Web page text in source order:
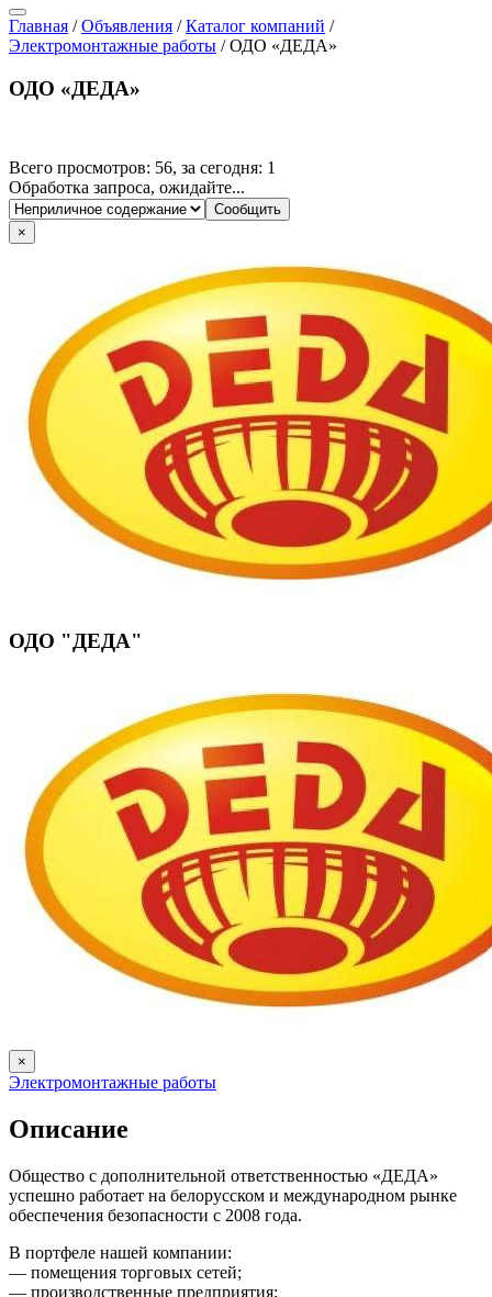
Главная / Объявления / Каталог компаний /
Электромонтажные работы /ОДО «ДЕДА»
ОДО «ДЕДА»
Всего просмотров: 56, за сегодня: 1
Обработка запроса, ожидайте...
×
ОДО "ДЕДА"
×
Электромонтажные работы
Описание
Общество с дополнительной ответственностью «ДЕДА»
успешно работает на белорусском и международном рынке
обеспечения безопасности с 2008 года.
В портфеле нашей компании:
— помещения торговых сетей;
— производственные предприятия;